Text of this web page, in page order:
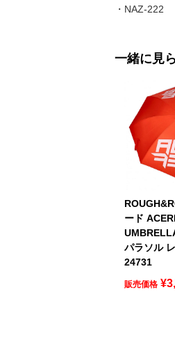
・NAZ-222
一緒に見
ード
パラソル
24731
販売価格 ¥